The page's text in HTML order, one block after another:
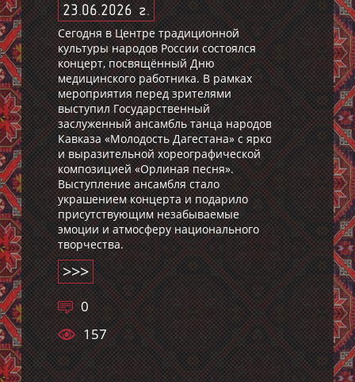
23.06.2026 г.
Сегодня в Центре традиционной
культуры народов России состоялся
концерт, посвящённый Дню
медицинского работника. В рамках
мероприятия перед зрителями
выступил Государственный
заслуженный ансамбль танца народов
Кавказа «Молодость Дагестана» с яркой
и выразительной хореографической
композицией «Орлиная песня».
Выступление ансамбля стало
украшением концерта и подарило
присутствующим незабываемые
эмоции и атмосферу национального
творчества.
>>>
0
157